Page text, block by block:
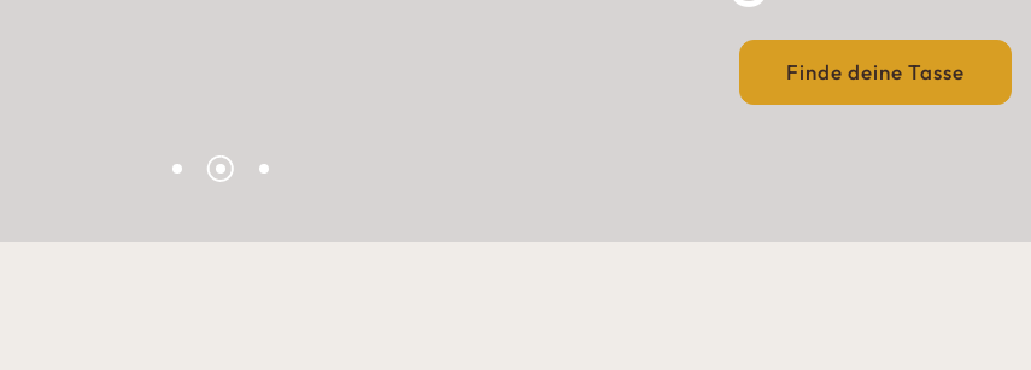
Finde deine Tasse